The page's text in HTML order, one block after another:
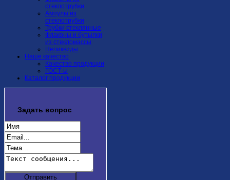
стеклотрубки
Ампулы из
стеклотрубки
Трубки стеклянные
Флаконы и бутылки
из стекломассы
Неликвиды
Наше качество
Качество продукции
ГОСТ-ы
Каталог продукции
Задать вопрос